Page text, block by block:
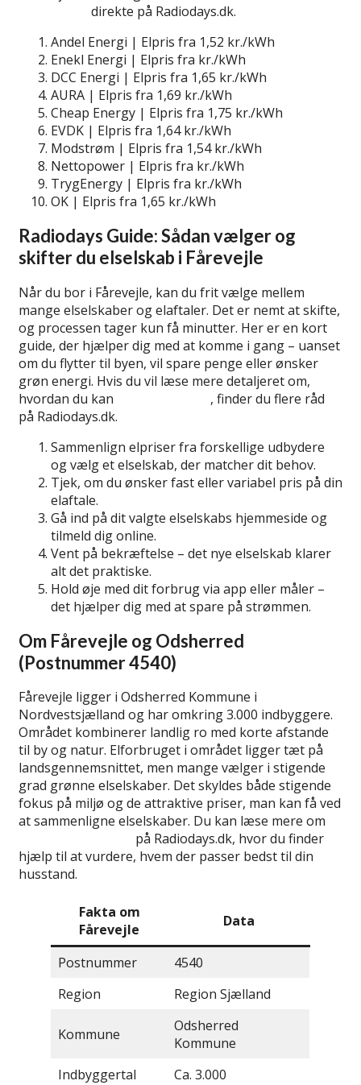
direkte på Radiodays.dk.
Andel Energi | Elpris fra 1,52 kr./kWh
Enekl Energi | Elpris fra kr./kWh
DCC Energi | Elpris fra 1,65 kr./kWh
AURA | Elpris fra 1,69 kr./kWh
Cheap Energy | Elpris fra 1,75 kr./kWh
EVDK | Elpris fra 1,64 kr./kWh
Modstrøm | Elpris fra 1,54 kr./kWh
Nettopower | Elpris fra kr./kWh
TrygEnergy | Elpris fra kr./kWh
OK | Elpris fra 1,65 kr./kWh
Radiodays Guide: Sådan vælger og
skifter du elselskab i Fårevejle
Når du bor i Fårevejle, kan du frit vælge mellem
mange elselskaber og elaftaler. Det er nemt at skifte,
og processen tager kun få minutter. Her er en kort
guide, der hjælper dig med at komme i gang – uanset
om du flytter til byen, vil spare penge eller ønsker
grøn energi. Hvis du vil læse mere detaljeret om,
hvordan du kan
, finder du flere råd
på Radiodays.dk.
Sammenlign elpriser fra forskellige udbydere
og vælg et elselskab, der matcher dit behov.
Tjek, om du ønsker fast eller variabel pris på din
elaftale.
Gå ind på dit valgte elselskabs hjemmeside og
tilmeld dig online.
Vent på bekræftelse – det nye elselskab klarer
alt det praktiske.
Hold øje med dit forbrug via app eller måler –
det hjælper dig med at spare på strømmen.
Om Fårevejle og Odsherred
(Postnummer 4540)
Fårevejle ligger i Odsherred Kommune i
Nordvestsjælland og har omkring 3.000 indbyggere.
Området kombinerer landlig ro med korte afstande
til by og natur. Elforbruget i området ligger tæt på
landsgennemsnittet, men mange vælger i stigende
grad grønne elselskaber. Det skyldes både stigende
fokus på miljø og de attraktive priser, man kan få ved
at sammenligne elselskaber. Du kan læse mere om
på Radiodays.dk, hvor du finder
hjælp til at vurdere, hvem der passer bedst til din
husstand.
Fakta om
Fårevejle
Data
Postnummer
4540
Region
Region Sjælland
Kommune
Odsherred
Kommune
Indbyggertal
Ca. 3.000